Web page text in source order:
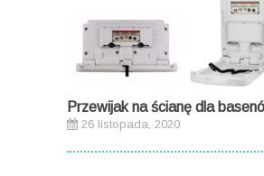
Przewijak na ścianę dla
26 listopada, 2020